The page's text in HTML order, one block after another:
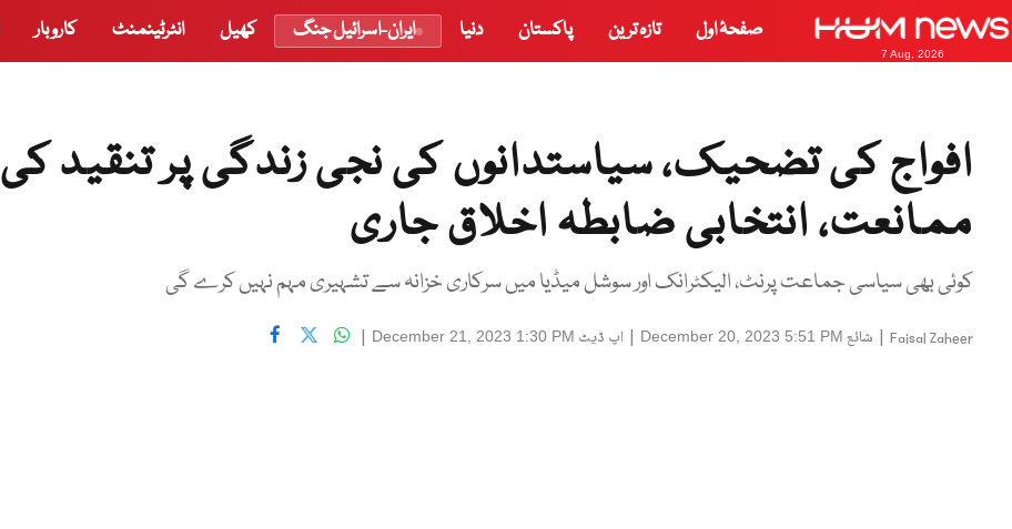
7 Aug, 2026
صفحۂ اول تازہ ترین پاکستان دنیا ایران-اسرائیل جنگ کھیل انٹرٹینمنٹ کاروبار
افواج کی تضحیک، سیاستدانوں کی نجی زندگی پر تنقید کی
ممانعت، انتخابی ضابطہ اخلاق جاری
کوئی بھی سیاسی جماعت پرنٹ، الیکٹرانک اور سوشل میڈیا میں سرکاری خزانہ سے تشہیری مہم نہیں کرے گی
Faisal Zaheer
| شائع December 20, 2023 5:51 PM
| اپ ڈیٹ December 21, 2023 1:30 PM
|